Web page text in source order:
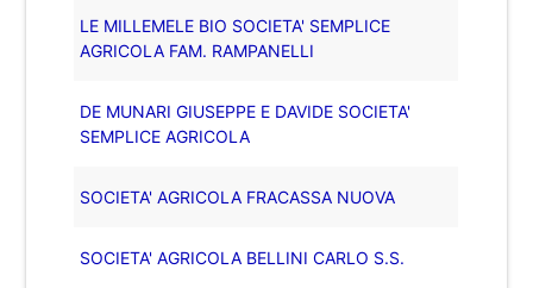
LE MILLEMELE BIO SOCIETA' SEMPLICE
AGRICOLA FAM. RAMPANELLI
DE MUNARI GIUSEPPE E DAVIDE SOCIETA'
SEMPLICE AGRICOLA
SOCIETA' AGRICOLA FRACASSA NUOVA
SOCIETA' AGRICOLA BELLINI CARLO S.S.